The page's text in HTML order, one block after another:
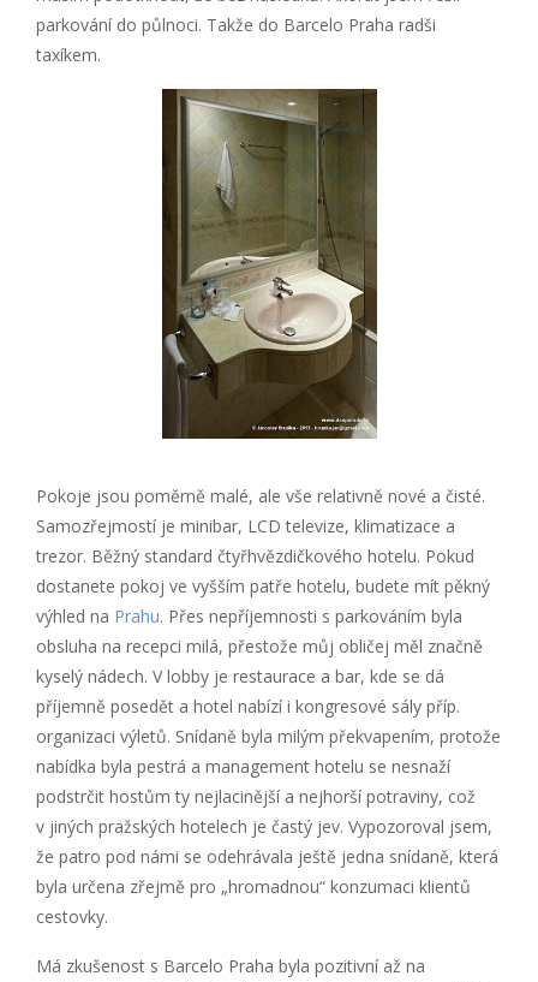
parkování do půlnoci. Takže do Barcelo Praha radši
taxíkem.
Pokoje jsou poměrně malé, ale vše relativně nové a čisté.
Samozřejmostí je minibar, LCD televize, klimatizace a
trezor. Běžný standard čtyřhvězdičkového hotelu. Pokud
dostanete pokoj ve vyšším patře hotelu, budete mít pěkný
výhled na Prahu. Přes nepříjemnosti s parkováním byla
obsluha na recepci milá, přestože můj obličej měl značně
kyselý nádech. V lobby je restaurace a bar, kde se dá
příjemně posedět a hotel nabízí i kongresové sály příp.
organizaci výletů. Snídaně byla milým překvapením, protože
nabídka byla pestrá a management hotelu se nesnaží
podstrčit hostům ty nejlacinější a nejhorší potraviny, což
v jiných pražských hotelech je častý jev. Vypozoroval jsem,
že patro pod námi se odehrávala ještě jedna snídaně, která
byla určena zřejmě pro „hromadnou“ konzumaci klientů
cestovky.
Má zkušenost s Barcelo Praha byla pozitivní až na